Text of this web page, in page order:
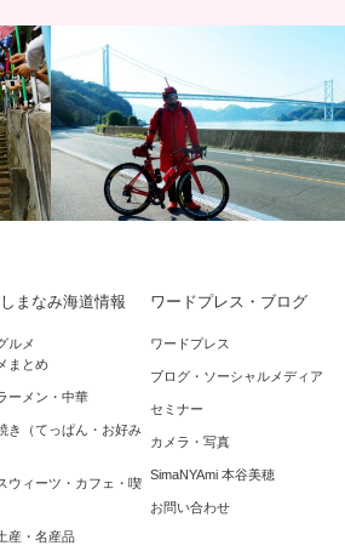
の
2019年初詣＆初ライド約40km☆しまな
み海道に浮かぶ尾道因島、自転車の神様
「…
まなみ海道情報
ルメ
まとめ
ーメン・中華
き（てっぱん・お好み
ウィーツ・カフェ・喫
産・名産品
ワードプレス・ブログ
ワードプレス
ブログ・ソーシャルメディア
セミナー
カメラ・写真
SimaNYAmi 本谷美穂
お問い合わせ